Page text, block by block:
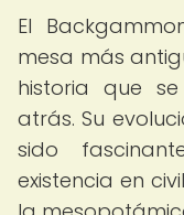
El
mesa más
historia que
atrás. Su
sido
existencia en